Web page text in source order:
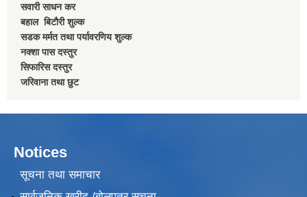
सवारी साधन कर
बहाल बिटाैरी शुल्क
सडक मर्मत तथा पर्यावरणिय शुल्क
नक्शा पास दस्तुर
सिफारिस दस्तुर
जरिवाना तथा छुट
Notices
सूचना तथा समाचार